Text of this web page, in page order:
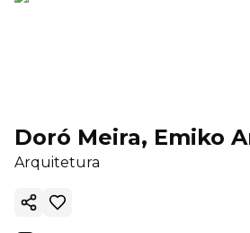
Doró Meira, Emiko
Arquitetura
Copiar link